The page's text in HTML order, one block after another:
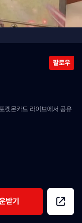
팔로우
켓몬카드 라이브에서 공유
받기